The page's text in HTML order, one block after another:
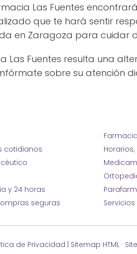
Las Fuentes
que te hará sentir
en Zaragoza para cuidar
Fuentes resulta una
sobre su atención
cotidianos
y 24 horas
seguras
de Privacidad | Sitemap HTML·